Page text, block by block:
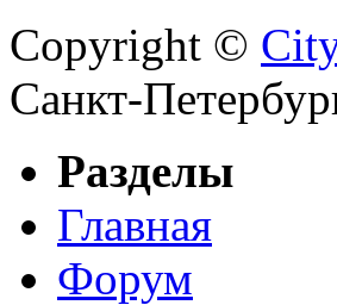
Copyright ©
Санкт-
Разделы
Главная
Форум